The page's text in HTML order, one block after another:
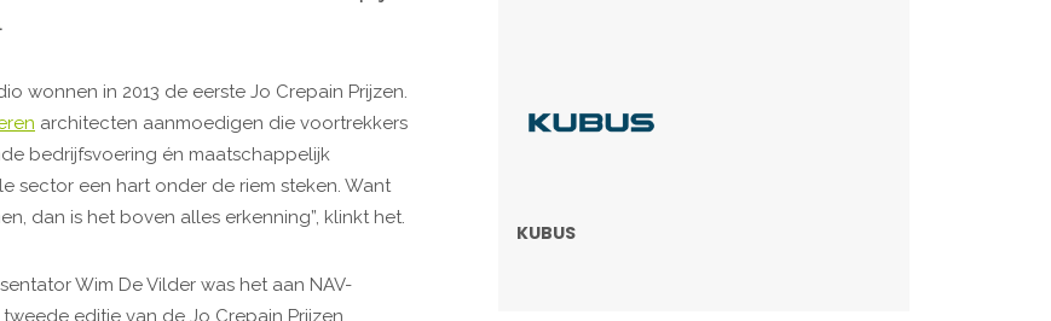
.
wonnen in 2013 de eerste Jo Crepain Prijzen.
architecten aanmoedigen die voortrekkers
bedrijfsvoering én maatschappelijk
sector een hart onder de riem steken. Want
dan is het boven alles erkenning”, klinkt het.
Wim De Vilder was het aan NAV-
editie van de Jo Crepain Prijzen
KUBUS